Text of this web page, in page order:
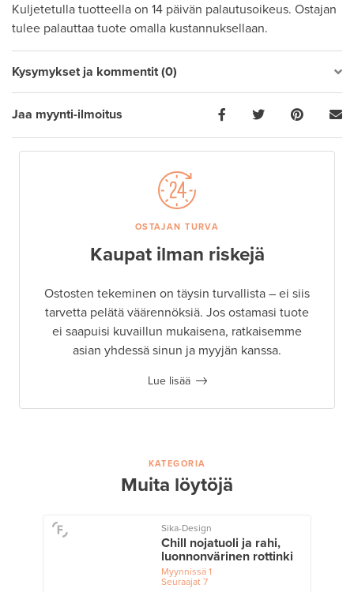
Kuljetetulla tuotteella on 14 päivän palautusoikeus. Ostajan
tulee palauttaa tuote omalla kustannuksellaan.
Kysymykset ja kommentit (0)
Jaa myynti-ilmoitus
OSTAJAN TURVA
Kaupat ilman riskejä
Ostosten tekeminen on täysin turvallista – ei siis
tarvetta pelätä väärennöksiä. Jos ostamasi tuote
ei saapuisi kuvaillun mukaisena, ratkaisemme
asian yhdessä sinun ja myyjän kanssa.
Lue lisää
KATEGORIA
Muita löytöjä
Sika-Design
Chill nojatuoli ja rahi,
luonnonvärinen rottinki
Myynnissä1
Seuraajat 7